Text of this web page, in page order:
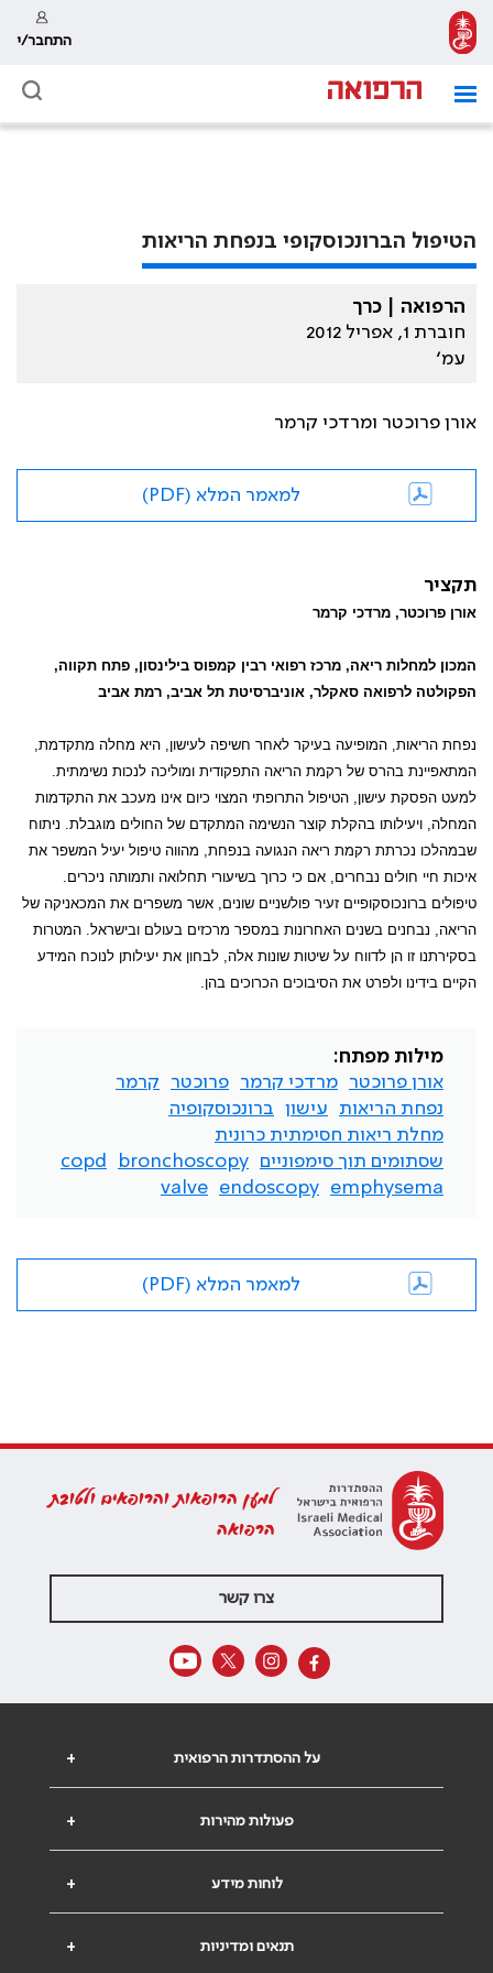
התחבר/י
הטיפול הברונכוסקופי בנפחת הריאות
הרפואה | כרך
חוברת 1, אפריל 2012
עמ׳
אורן פרוכטר ומרדכי קרמר
למאמר המלא (PDF)
תקציר
אורן פרוכטר, מרדכי קרמר
המכון למחלות ריאה, מרכז רפואי רבין קמפוס בילינסון, פתח תקווה,
הפקולטה לרפואה סאקלר, אוניברסיטת תל אביב, רמת אביב
נפחת הריאות, המופיעה בעיקר לאחר חשיפה לעישון, היא מחלה מתקדמת,
המתאפיינת בהרס של רקמת הריאה התפקודית ומוליכה לנכות נשימתית.
למעט הפסקת עישון, הטיפול התרופתי המצוי כיום אינו מעכב את התקדמות
המחלה, ויעילותו בהקלת קוצר הנשימה המתקדם של החולים מוגבלת. ניתוח
שבמהלכו נכרתת רקמת ריאה הנגועה בנפחת, מהווה טיפול יעיל המשפר את
איכות חיי חולים נבחרים, אם כי כרוך בשיעורי תחלואה ותמותה ניכרים.
טיפולים ברונכוסקופיים זעיר פולשניים שונים, אשר משפרים את המכאניקה של
הריאה, נבחנים בשנים האחרונות במספר מרכזים בעולם ובישראל. המטרות
בסקירתנו זו הן לדווח על שיטות שונות אלה, לבחון את יעילותן לנוכח המידע
הקיים בידינו ולפרט את הסיבוכים הכרוכים בהן.
מילות מפתח:
אורן פרוכטר
מרדכי קרמר פרוכטר
קרמר
נפחת הריאות
עישון
ברונכוסקופיה
מחלת ריאות חסימתית כרונית
שסתומים תוך סימפוניים
bronchoscopy
copd
emphysema
endoscopy
valve
למאמר המלא (PDF)
למען הרופאות והרופאים ולטובת
הרפואה
צרו קשר
+ על ההסתדרות הרפואית
+ פעולות מהירות
+ לוחות מידע
+ תנאים ומדיניות